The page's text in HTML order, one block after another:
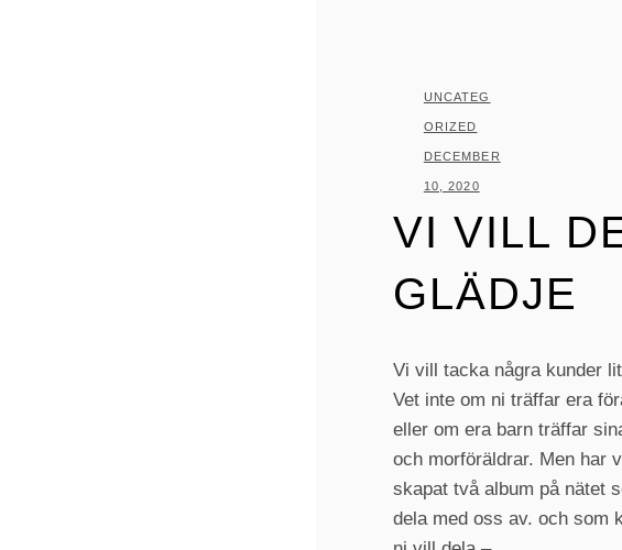
KATEGORIER:
UNCATEG
ORIZED
PUBLICERAT
DECEMBER
10, 2020
VI VILL
GLÄDJE
Vi vill tacka några kunder
Vet inte om ni träffar era
eller om era barn träffar
och morföräldrar. Men har
skapat två album på nätet
dela med oss av. och som